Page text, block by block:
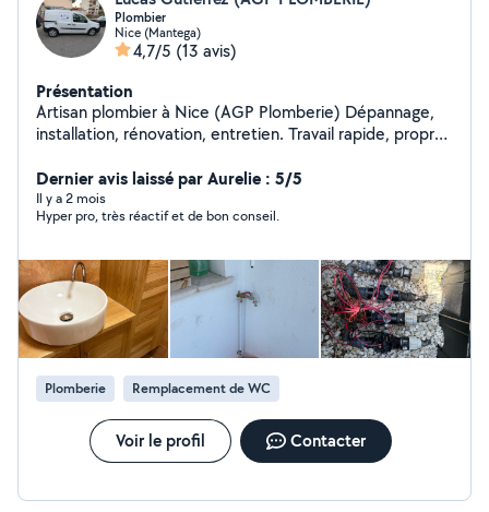
Plombier
Nice (Mantega)
4,7/5 (13 avis)
Présentation
Artisan plombier à Nice (AGP Plomberie) Dépannage,
installation, rénovation, entretien. Travail rapide, propre
secteur de nice et ses alentours.
Dernier avis laissé par Aurelie : 5/5
Il y a 2 mois
Hyper pro, très réactif et de bon conseil.
Plomberie Remplacement de WC
Voir le profil Contacter